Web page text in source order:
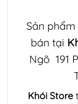
Sản phẩm
bán tại
Ngõ 191
Khói Store